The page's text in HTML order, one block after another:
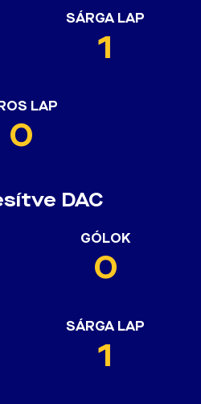
SÁRGA LAP
1
LAP
0
DAC
GÓLOK
0
SÁRGA LAP
1